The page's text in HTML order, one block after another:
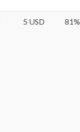
5 USD 81%